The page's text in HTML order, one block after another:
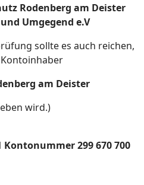
Rodenberg am Deister
Umgegend e.V
sollte es auch reichen,
am Deister
wird.)
Kontonummer 299 670 700